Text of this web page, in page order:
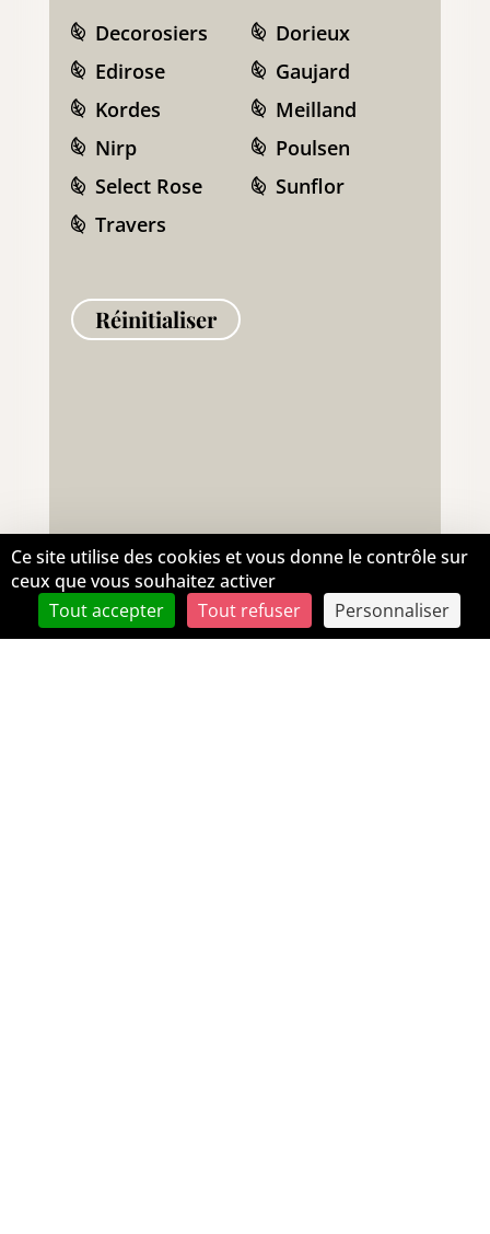
Decorosiers
Dorieux
Edirose
Gaujard
Kordes
Meilland
Nirp
Poulsen
Select Rose
Sunflor
Travers
Réinitialiser
Ce site utilise des cookies et vous donne le contrôle sur
ceux que vous souhaitez activer
Tout accepter
Tout refuser Personnaliser